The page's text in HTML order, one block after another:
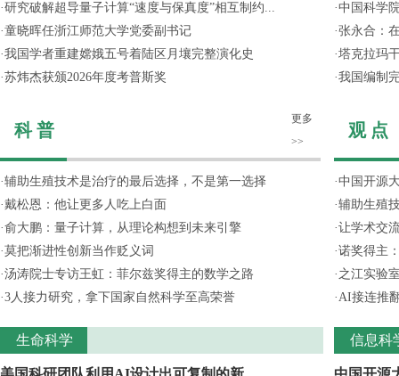
·研究破解超导量子计算“速度与保真度”相互制约...
·童晓晖任浙江师范大学党委副书记
·我国学者重建嫦娥五号着陆区月壤完整演化史
·苏炜杰获颁2026年度考普斯奖
科 普
更多
>>
·辅助生殖技术是治疗的最后选择，不是第一选择
·戴松恩：他让更多人吃上白面
·俞大鹏：量子计算，从理论构想到未来引擎
·莫把渐进性创新当作贬义词
·汤涛院士专访王虹：菲尔兹奖得主的数学之路
·3人接力研究，拿下国家自然科学至高荣誉
生命科学
·中国科学
·张永合：
·塔克拉玛
·我国编制
观 点
·中国开源
·辅助生殖
·让学术交
·诺奖得主
· 之江实验
·AI接连推
信息科